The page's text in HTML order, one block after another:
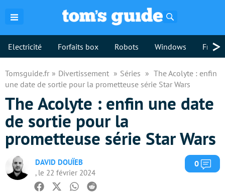
Electricité Forfaits box Robots Windows >
Tomsguide.fr Divertissement Séries
The Acolyte : enfin
une date de sortie pour la prometteuse série Star Wars
The Acolyte : enfin une date
de sortie pour la
prometteuse série Star Wars
DAVID DOUÏEB
, le 22 février 2024
0
Facebook
TwitterWhatsapp
Reddit